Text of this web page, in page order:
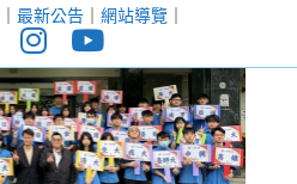
｜ 最新公告｜ 網站導覽｜